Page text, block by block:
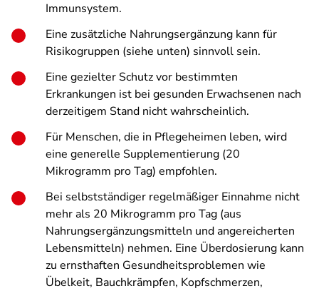
Immunsystem.
Eine zusätzliche Nahrungsergänzung kann für
Risikogruppen (siehe unten) sinnvoll sein.
Eine gezielter Schutz vor bestimmten
Erkrankungen ist bei gesunden Erwachsenen nach
derzeitigem Stand nicht wahrscheinlich.
Für Menschen, die in Pflegeheimen leben, wird
eine generelle Supplementierung (20
Mikrogramm pro Tag) empfohlen.
Bei selbstständiger regelmäßiger Einnahme nicht
mehr als 20 Mikrogramm pro Tag (aus
Nahrungsergänzungsmitteln und angereicherten
Lebensmitteln) nehmen. Eine Überdosierung kann
zu ernsthaften Gesundheitsproblemen wie
Übelkeit, Bauchkrämpfen, Kopfschmerzen,